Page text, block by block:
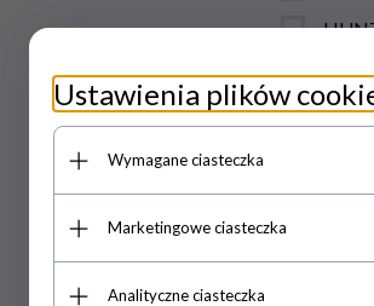
JIN
Ustawienia plików
Wymagane ciasteczka
Marketingowe ciasteczka
Analityczne ciasteczka